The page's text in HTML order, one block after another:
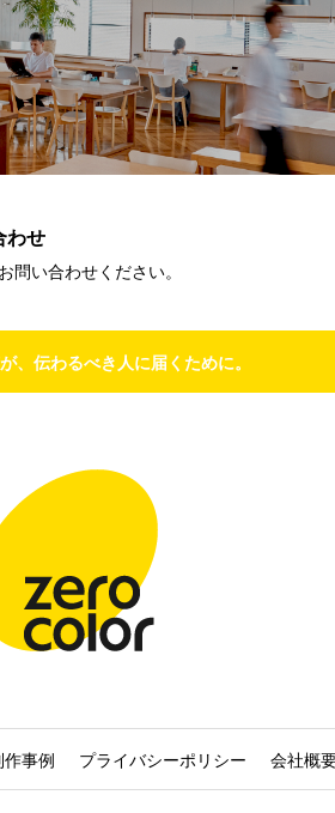
わせ
問い合わせください。
、伝わるべき人に届くために。
作事例 プライバシーポリシー 会社概